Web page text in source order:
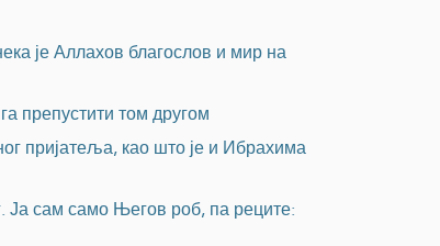
је Аллахов благослов и мир на
препустити том другом
пријатеља, као што је и Ибрахима
сам само Његов роб, па реците: